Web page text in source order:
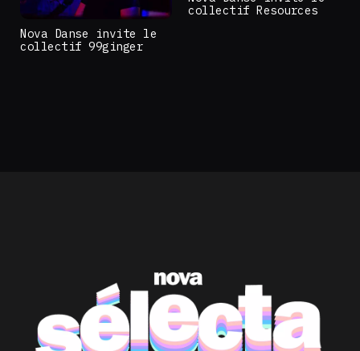
Nova Danse invite le
collectif 99ginger
collectif Resources